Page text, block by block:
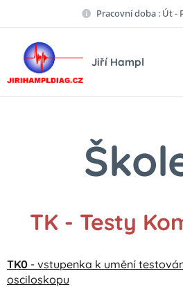
Pracovní doba : Út -
Jiří Hampl
TK - Testy
TK0 - vstupenka k umění
osciloskopu